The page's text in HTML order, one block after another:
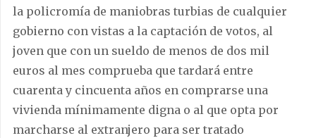
la policromía de maniobras turbias de cualquier
gobierno con vistas a la captación de votos, al
joven que con un sueldo de menos de dos mil
euros al mes comprueba que tardará entre
cuarenta y cincuenta años en comprarse una
vivienda mínimamente digna o al que opta por
marcharse al extranjero para ser tratado